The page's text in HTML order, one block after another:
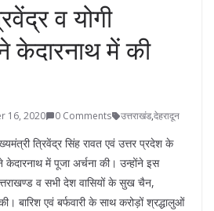
व योगी
केदारनाथ में की
16, 2020 0 Comments उत्तराखंड,देहरादून
त्रिवेंद्र सिंह रावत एवं उत्तर प्रदेश के
केदारनाथ में पूजा अर्चना की। उन्होंने इस
व सभी देश वासियों के सुख चैन,
बारिश एवं बर्फवारी के साथ करोड़ों श्रद्धालुओं